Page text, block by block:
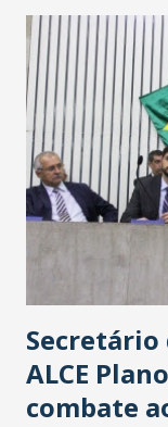
Secretário
ALCE
combate